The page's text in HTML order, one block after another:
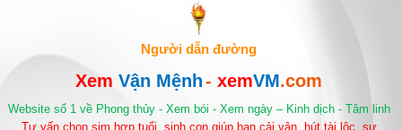
Người dẫn đường
Xem Vận Mệnh- xemVM.com
Website số 1 về Phong thủy - Xem bói - Xem ngày – Kinh dịch - Tâm linh
Tư vấn chọn sim hợp tuổi, sinh con giúp bạn cải vận, hút tài lộc, sự